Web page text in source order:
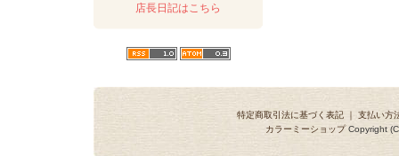
店長日記はこちら
特定商取引法に基づく表記 ｜ 支払い方
カラーミーショップCopyright